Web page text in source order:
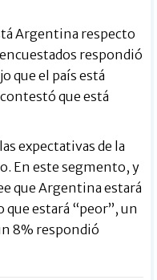
Argentina respecto
respondió
que el país está
que está
expectativas de la
En este segmento, y
que Argentina estará
que estará “peor”, un
8% respondió